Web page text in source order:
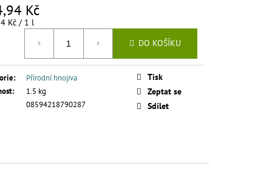
Kč
Kč / 1 l
DO KOŠÍKU
:
Přírodní hnojiva
:
1.5 kg
08594218790287
Tisk
Zeptat se
Sdílet